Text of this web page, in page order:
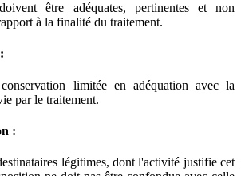
être adéquates, pertinentes et non
à la finalité du traitement.
limitée en adéquation avec la
par le traitement.
:
légitimes, dont l'activité justifie cet